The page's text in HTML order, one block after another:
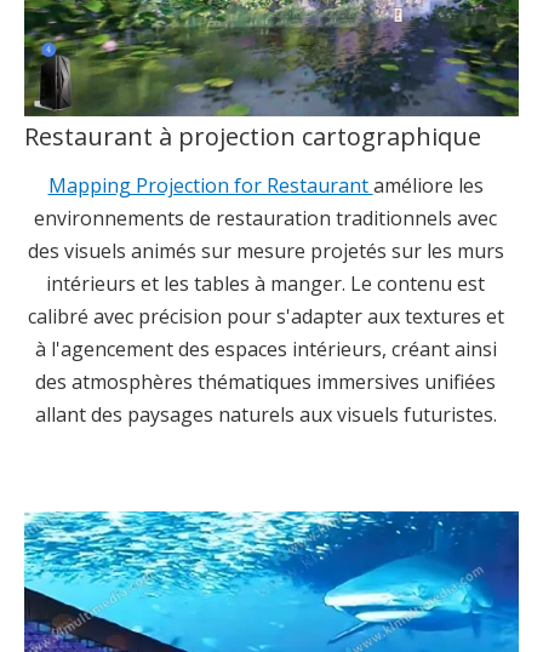
Restaurant à projection cartographique
Mapping Projection for Restaurantaméliore les
environnements de restauration traditionnels avec
des visuels animés sur mesure projetés sur les murs
intérieurs et les tables à manger. Le contenu est
calibré avec précision pour s'adapter aux textures et
à l'agencement des espaces intérieurs, créant ainsi
des atmosphères thématiques immersives unifiées
allant des paysages naturels aux visuels futuristes.